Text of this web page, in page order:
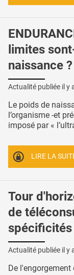
limites
naissance ?
Actualité publiée il y
Le poids de
l’organisme -et
imposé par «
LIRE LA
Tour
de
spécificités
Actualité publiée il y
De